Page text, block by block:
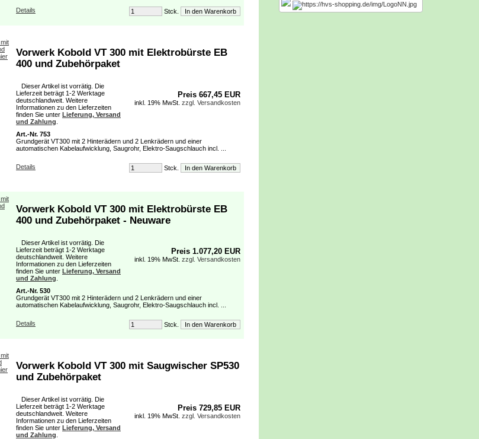
Details Stck.
Vorwerk Kobold VT 300 mit Elektrobürste EB
400 und Zubehörpaket
Dieser Artikel ist vorrätig. Die
Lieferzeit beträgt 1-2 Werktage
deutschlandweit. Weitere
Informationen zu den Lieferzeiten
finden Sie unter Lieferung, Versand
und Zahlung
Preis 667,45 EUR
inkl. 19% MwSt. zzgl. Versandkosten
Art.-Nr. 753
Grundgerät VT300 mit 2 Hinterädern und 2 Lenkrädern und einer
automatischen Kabelaufwicklung, Saugrohr, Elektro-Saugschlauch incl. ...
Details Stck.
Vorwerk Kobold VT 300 mit Elektrobürste EB
400 und Zubehörpaket - Neuware
Dieser Artikel ist vorrätig. Die
Lieferzeit beträgt 1-2 Werktage
deutschlandweit. Weitere
Informationen zu den Lieferzeiten
finden Sie unter Lieferung, Versand
und Zahlung
Preis 1.077,20 EUR
inkl. 19% MwSt. zzgl. Versandkosten
Art.-Nr. 530
Grundgerät VT300 mit 2 Hinterädern und 2 Lenkrädern und einer
automatischen Kabelaufwicklung, Saugrohr, Elektro-Saugschlauch incl. ...
Details Stck.
Vorwerk Kobold VT 300 mit Saugwischer SP530
und Zubehörpaket
Dieser Artikel ist vorrätig. Die
Lieferzeit beträgt 1-2 Werktage
deutschlandweit. Weitere
Informationen zu den Lieferzeiten
finden Sie unter Lieferung, Versand
und Zahlung
Preis 729,85 EUR
inkl. 19% MwSt. zzgl. Versandkosten